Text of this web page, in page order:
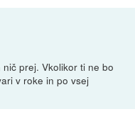
prej. Vkolikor ti ne bo
v roke in po vsej